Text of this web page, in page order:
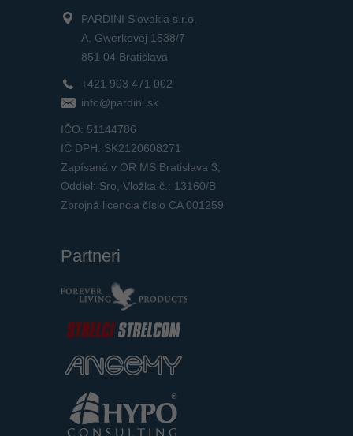
PARDINI Slovakia s.r.o.
A. Gwerkovej 1538/7
851 04 Bratislava
+421 903 471 002
info@pardini.sk
IČO: 51144786
IČ DPH: SK2120608271
Zapísaná v OR MS Bratislava 3,
Oddiel: Sro, Vložka č.: 13160/B
Zbrojná licencia číslo CA 001259
Partneri